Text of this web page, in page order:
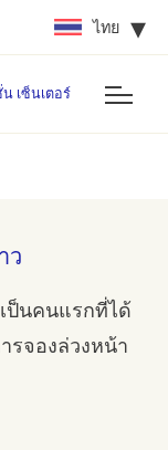
ไทย
เซ็นเตอร์
ว
ป็นคนแรกที่ได้
รจองล่วงหน้า